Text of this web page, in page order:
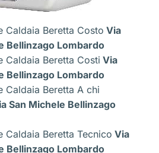
Caldaia Beretta Costo Via
Bellinzago Lombardo
Caldaia Beretta Costi Via
Bellinzago Lombardo
Caldaia Beretta A chi
San Michele Bellinzago
Caldaia Beretta Tecnico Via
Bellinzago Lombardo